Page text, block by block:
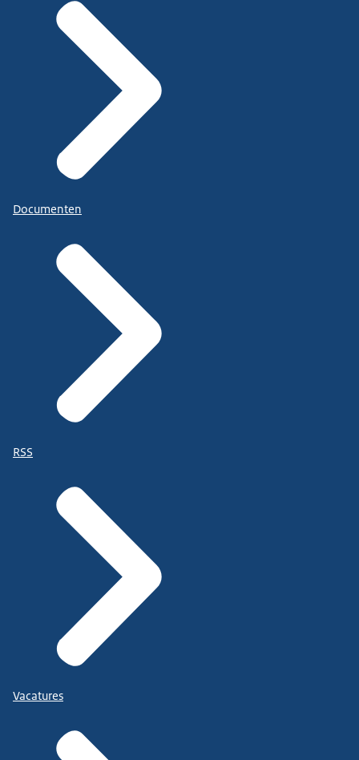
Documenten
RSS
Vacatures